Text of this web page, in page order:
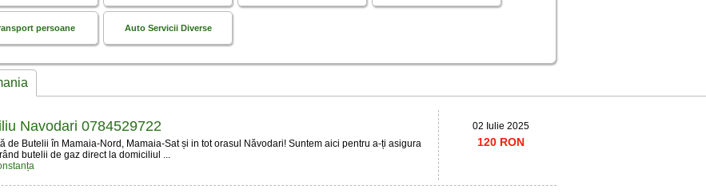
persoane Auto Servicii Diverse
Navodari 0784529722
de Butelii în Mamaia-Nord, Mamaia-Sat și in tot orasul Năvodari! Suntem aici pentru a-ți asigura
butelii de gaz direct la domiciliul ...
02 Iulie 2025
120 RON